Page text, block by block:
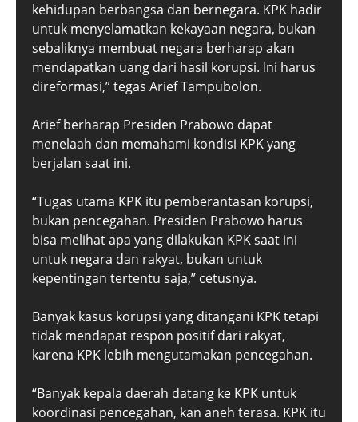
kehidupan berbangsa dan bernegara. KPK hadir
untuk menyelamatkan kekayaan negara, bukan
sebaliknya membuat negara berharap akan
mendapatkan uang dari hasil korupsi. Ini harus
direformasi,” tegas Arief Tampubolon.
Arief berharap Presiden Prabowo dapat
menelaah dan memahami kondisi KPK yang
berjalan saat ini.
“Tugas utama KPK itu pemberantasan korupsi,
bukan pencegahan. Presiden Prabowo harus
bisa melihat apa yang dilakukan KPK saat ini
untuk negara dan rakyat, bukan untuk
kepentingan tertentu saja,” cetusnya.
Banyak kasus korupsi yang ditangani KPK tetapi
tidak mendapat respon positif dari rakyat,
karena KPK lebih mengutamakan pencegahan.
“Banyak kepala daerah datang ke KPK untuk
koordinasi pencegahan, kan aneh terasa. KPK itu